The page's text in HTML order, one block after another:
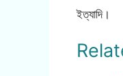
ইত্যাদি।